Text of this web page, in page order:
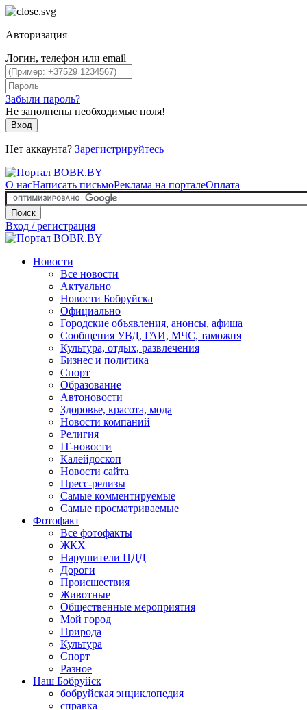
Авторизация
Логин, телефон или email
Забыли пароль?
Не заполнены необходимые поля!
Вход
Нет аккаунта? Зарегистрируйтесь
О насНаписать письмоРеклама на порталеОплата
Поиск
Вход / регистрация
Новости
Все новости
Актуально
Новости Бобруйска
Официально
Городские объявления, анонсы, афиша
Сообщения УВД, ГАИ, МЧС, таможня
Культура, отдых, развлечения
Бизнес и политика
Спорт
Образование
Автоновости
Здоровье, красота, мода
Новости компаний
Религия
IT-новости
Калейдоскоп
Новости сайта
Пресс-релизы
Самые комментируемые
Самые просматриваемые
Фотофакт
Все фотофакты
ЖКХ
Нарушители ПДД
Дороги
Происшествия
Животные
Общественные мероприятия
Мой город
Природа
Культура
Спорт
Разное
Наш Бобруйск
бобруйская энциклопедия
справка